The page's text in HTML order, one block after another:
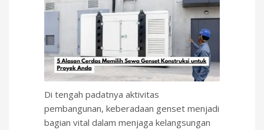
Di tengah padatnya aktivitas
pembangunan, keberadaan genset menjadi
bagian vital dalam menjaga kelangsungan